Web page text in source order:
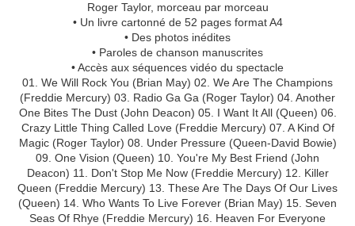
Roger Taylor, morceau par morceau
• Un livre cartonné de 52 pages format A4
• Des photos inédites
• Paroles de chanson manuscrites
• Accès aux séquences vidéo du spectacle
01. We Will Rock You (Brian May) 02. We Are The Champions
(Freddie Mercury) 03. Radio Ga Ga (Roger Taylor) 04. Another
One Bites The Dust (John Deacon) 05. I Want It All (Queen) 06.
Crazy Little Thing Called Love (Freddie Mercury) 07. A Kind Of
Magic (Roger Taylor) 08. Under Pressure (Queen-David Bowie)
09. One Vision (Queen) 10. You're My Best Friend (John
Deacon) 11. Don't Stop Me Now (Freddie Mercury) 12. Killer
Queen (Freddie Mercury) 13. These Are The Days Of Our Lives
(Queen) 14. Who Wants To Live Forever (Brian May) 15. Seven
Seas Of Rhye (Freddie Mercury) 16. Heaven For Everyone